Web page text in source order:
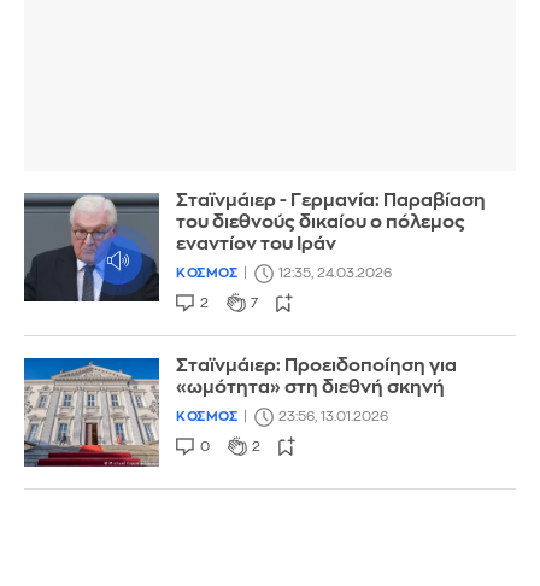
Σταϊνμάιερ - Γερμανία: Παραβίαση
του διεθνούς δικαίου ο πόλεμος
εναντίον του Ιράν
ΚΟΣΜΟΣ 12:35, 24.03.2026
2 7
Σταϊνμάιερ: Προειδοποίηση για
«ωμότητα» στη διεθνή σκηνή
ΚΟΣΜΟΣ 23:56, 13.01.2026
0 2